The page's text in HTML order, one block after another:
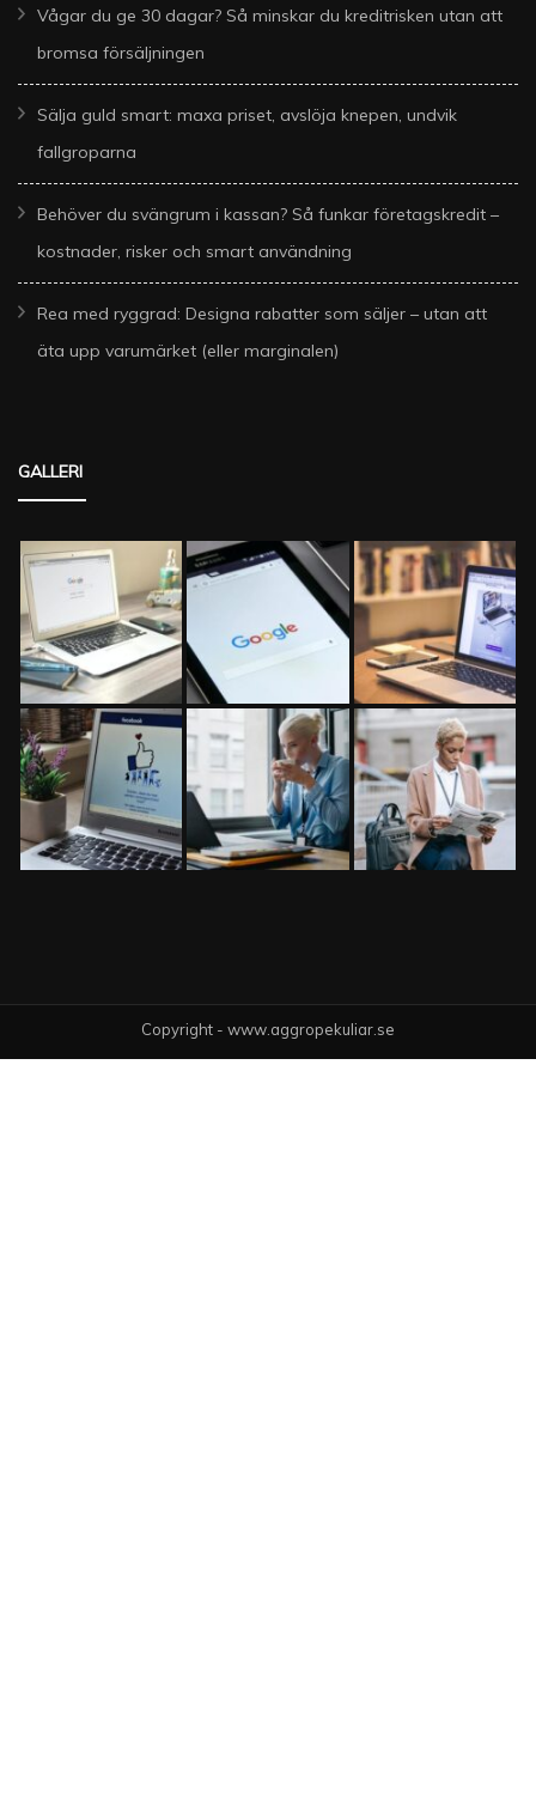
Vågar du ge 30 dagar? Så minskar du kreditrisken utan att
bromsa försäljningen
Sälja guld smart: maxa priset, avslöja knepen, undvik
fallgroparna
Behöver du svängrum i kassan? Så funkar företagskredit –
kostnader, risker och smart användning
Rea med ryggrad: Designa rabatter som säljer – utan att
äta upp varumärket (eller marginalen)
GALLERI